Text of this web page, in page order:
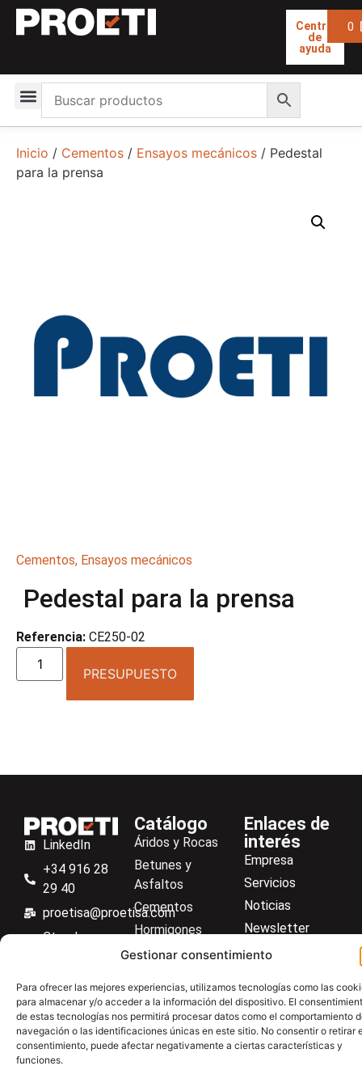
Gestionar consentimiento
Para ofrecer las mejores experiencias, utilizamos tecnologías como las
para almacenar y/o acceder a la información del dispositivo. El
de estas tecnologías nos permitirá procesar datos como el comportamiento
navegación o las identificaciones únicas en este sitio. No consentir o retirar
consentimiento, puede afectar negativamente a ciertas características y
funciones.
Centro
de
ayuda
0
Inicio / Cementos / Ensayos mecánicos / Pedestal
para la prensa
Cementos, Ensayos mecánicos
Pedestal para la prensa
Referencia: CE250-02
PRESUPUESTO
LinkedIn
+34 916 28
29 40
proetisa@proetisa.com
Ctra de
M-106, Km
4,1, 28110
Algete,
Madrid
Catálogo
Áridos y Rocas
Betunes y
Asfaltos
Cementos
Hormigones
Suelos
Aceros
Material general
Enlaces de
interés
Empresa
Servicios
Noticias
Newsletter
Descargas
Centro de ayuda